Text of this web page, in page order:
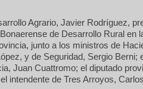
Agrario, Javier Rodríguez,
de Desarrollo Rural en
junto a los ministros de
y de Seguridad, Sergio Berni;
Juan Cuattromo; el diputado
intendente de Tres Arroyos,